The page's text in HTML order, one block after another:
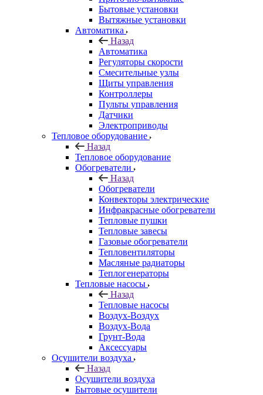
Бытовые установки
Вытяжные установки
Автоматика
Назад
Автоматика
Регуляторы скорости
Смесительные узлы
Щиты управления
Контроллеры
Пульты управления
Датчики
Электроприводы
Тепловое оборудование
Назад
Тепловое оборудование
Обогреватели
Назад
Обогреватели
Конвекторы электрические
Инфракрасные обогреватели
Тепловые пушки
Тепловые завесы
Газовые обогреватели
Тепловентиляторы
Масляные радиаторы
Теплогенераторы
Тепловые насосы
Назад
Тепловые насосы
Воздух-Воздух
Воздух-Вода
Грунт-Вода
Аксессуары
Осушители воздуха
Назад
Осушители воздуха
Бытовые осушители